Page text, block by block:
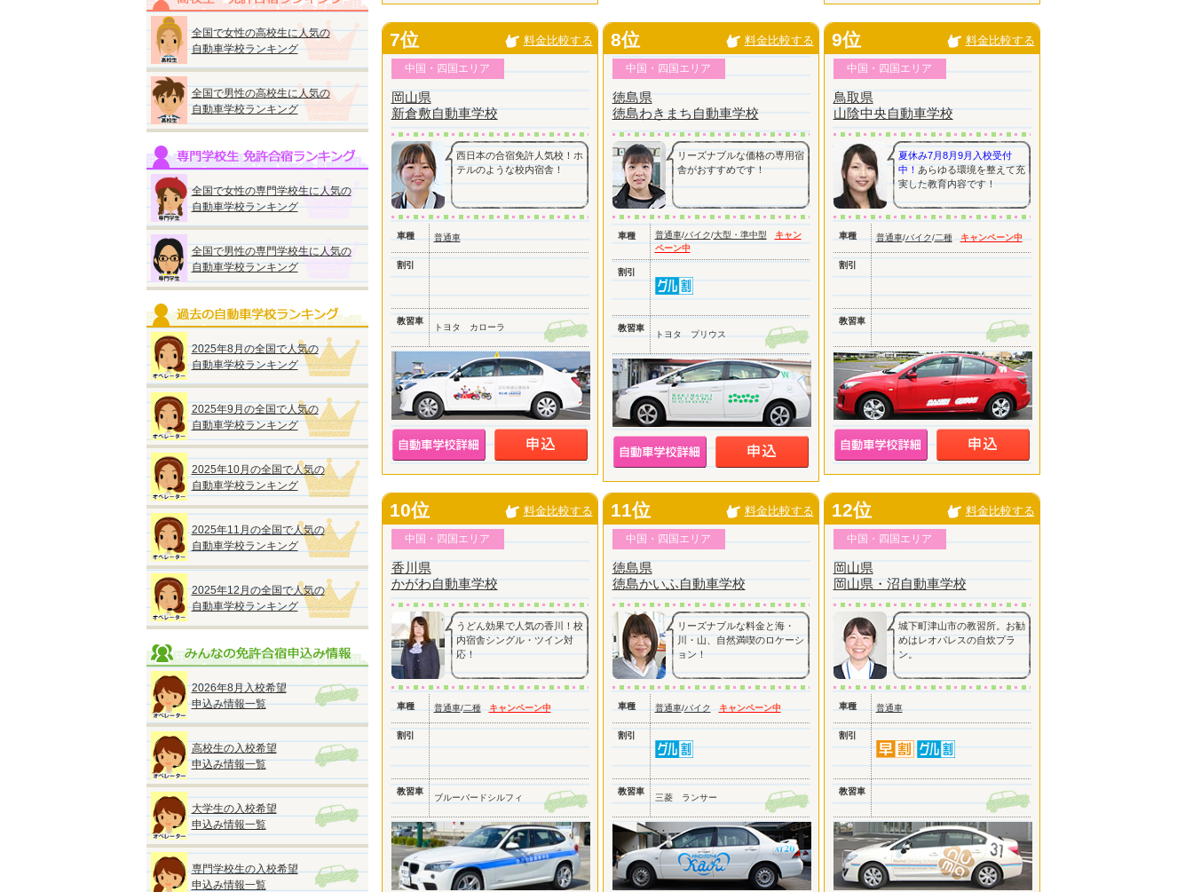
全国で女性の高校生に人気の
自動車学校ランキング
全国で男性の高校生に人気の
自動車学校ランキング
全国で女性の専門学校生に人気の
自動車学校ランキング
全国で男性の専門学校生に人気の
自動車学校ランキング
2025年8月の全国で人気の
自動車学校ランキング
2025年9月の全国で人気の
自動車学校ランキング
2025年10月の全国で人気の
自動車学校ランキング
2025年11月の全国で人気の
自動車学校ランキング
2025年12月の全国で人気の
自動車学校ランキング
2026年8月入校希望
申込み情報一覧
高校生の入校希望
申込み情報一覧
大学生の入校希望
申込み情報一覧
専門学校生の入校希望
申込み情報一覧
7位 料金比較する
中国・四国エリア
岡山県
新倉敷自動車学校
西日本の合宿免許人気校！ホ
テルのような校内宿舎！
車種 普通車
割引
教習車
トヨタ カローラ
8位 料金比較する
中国・四国エリア
徳島県
徳島わきまち自動車学校
リーズナブルな価格の専用宿
舎がおすすめです！
車種 普通車/バイク/大型・準中型
キャン
ペーン中
割引
教習車
トヨタ プリウス
9位 料金比較する
中国・四国エリア
鳥取県
山陰中央自動車学校
夏休み7月8月9月入校受付
中！ あらゆる環境を整えて充
実した教育内容です！
車種 普通車/バイク/二種 キャンペーン中
割引
教習車
10位 料金比較する
中国・四国エリア
香川県
かがわ自動車学校
うどん効果で人気の香川！校
内宿舎シングル・ツイン対
応！
車種 普通車/二種 キャンペーン中
割引
教習車
ブルーバードシルフィ
11位 料金比較する
中国・四国エリア
徳島県
徳島かいふ自動車学校
リーズナブルな料金と海・
川・山、自然満喫のロケーシ
ョン！
車種 普通車/バイク キャンペーン中
割引
教習車
三菱 ランサー
12位 料金比較する
中国・四国エリア
岡山県
岡山県・沼自動車学校
城下町津山市の教習所。お勧
めはレオパレスの自炊プラ
ン。
車種 普通車
割引
教習車